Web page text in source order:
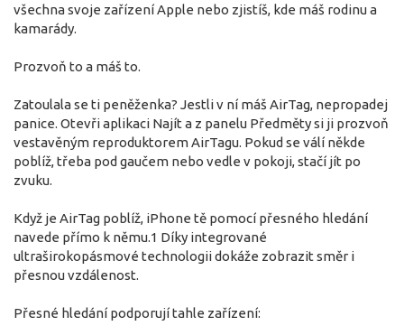
všechna svoje zařízení Apple nebo zjistíš, kde máš rodinu a
kamarády.
Prozvoň to a máš to.
Zatoulala se ti peněženka? Jestli v ní máš AirTag, nepropadej
panice. Otevři aplikaci Najít a z panelu Předměty si ji prozvoň
vestavěným reproduktorem AirTagu. Pokud se válí někde
poblíž, třeba pod gaučem nebo vedle v pokoji, stačí jít po
zvuku.
Když je AirTag poblíž, iPhone tě pomocí přesného hledání
navede přímo k němu.1 Díky integrované
ultraširokopásmové technologii dokáže zobrazit směr i
přesnou vzdálenost.
Přesné hledání podporují tahle zařízení: